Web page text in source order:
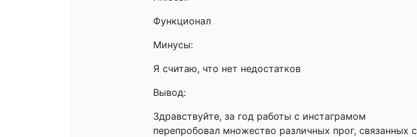
Функционал
Минусы:
Я считаю, что нет недостатков
Вывод:
Здравствуйте, за год работы с инстаграмом
перепробовал множество различных прог, связанных с